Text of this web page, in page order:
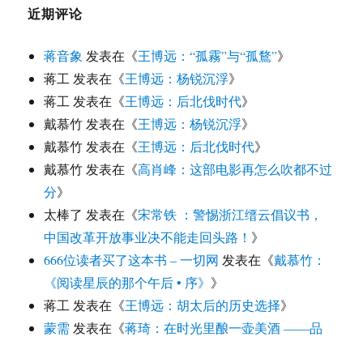
近期评论
蒋音象 发表在《王博远：“孤霧”与“孤鶩”》
蒋工发表在《王博远：杨锐沉浮》
蒋工发表在《王博远：后北伐时代》
戴慕竹发表在《王博远：杨锐沉浮》
戴慕竹发表在《王博远：后北伐时代》
戴慕竹发表在《高肖峰：这部电影再怎么吹都不过
分》
太棒了 发表在《宋常铁 ：警惕浙江缙云倡议书，
中国改革开放事业决不能走回头路！ 》
666位读者买了这本书 – 一切网 发表在《戴慕竹：
《阅读星辰的那个午后 • 序》 》
蒋工发表在《王博远：胡太后的历史选择》
蒙需发表在《蒋琦：在时光里酿一壶美酒 ——品